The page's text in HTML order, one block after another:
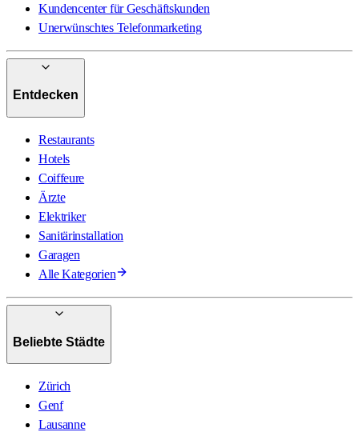
Kundencenter für Geschäftskunden
Unerwünschtes Telefonmarketing
Entdecken
Restaurants
Hotels
Coiffeure
Ärzte
Elektriker
Sanitärinstallation
Garagen
Alle Kategorien
Beliebte Städte
Zürich
Genf
Lausanne